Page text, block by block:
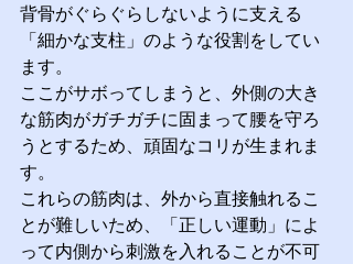
背骨がぐらぐらしないように支える
「細かな支柱」のような役割をしてい
ます。
ここがサボってしまうと、外側の大き
な筋肉がガチガチに固まって腰を守ろ
うとするため、頑固なコリが生まれま
す。
これらの筋肉は、外から直接触れるこ
とが難しいため、「正しい運動」によ
って内側から刺激を入れることが不可